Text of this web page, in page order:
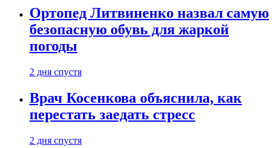
Ортопед Литвиненко назвал самую
безопасную обувь для жаркой
погоды
2 дня спустя
Врач Косенкова объяснила, как
перестать заедать стресс
2 дня спустя